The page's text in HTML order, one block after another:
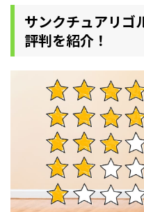
サンクチュアリゴ
評判を紹介！